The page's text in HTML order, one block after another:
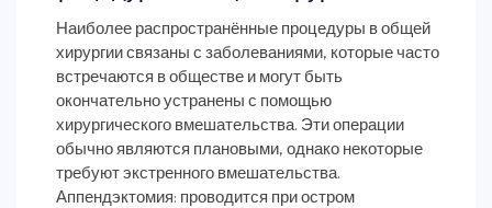
Наиболее распространённые процедуры в общей
хирургии связаны с заболеваниями, которые часто
встречаются в обществе и могут быть
окончательно устранены с помощью
хирургического вмешательства. Эти операции
обычно являются плановыми, однако некоторые
требуют экстренного вмешательства.
Аппендэктомия: проводится при остром